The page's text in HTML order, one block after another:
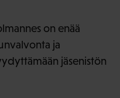
on enää
ja
jäsenistön